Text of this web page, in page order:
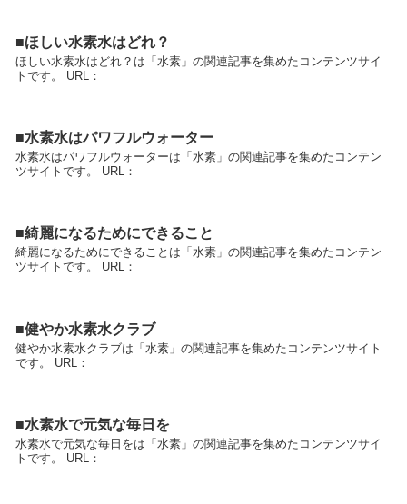
■ほしい水素水はどれ？
ほしい水素水はどれ？は「水素」の関連記事を集めたコンテンツサイ
トです。 URL：
■水素水はパワフルウォーター
水素水はパワフルウォーターは「水素」の関連記事を集めたコンテン
ツサイトです。 URL：
■綺麗になるためにできること
綺麗になるためにできることは「水素」の関連記事を集めたコンテン
ツサイトです。 URL：
■健やか水素水クラブ
健やか水素水クラブは「水素」の関連記事を集めたコンテンツサイト
です。 URL：
■水素水で元気な毎日を
水素水で元気な毎日をは「水素」の関連記事を集めたコンテンツサイ
トです。 URL：